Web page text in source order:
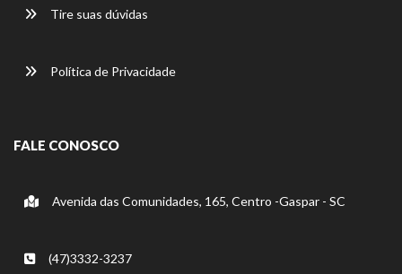
Tire suas dúvidas
Política de Privacidade
FALE CONOSCO
Avenida das Comunidades, 165, Centro -Gaspar - SC
(47)3332-3237